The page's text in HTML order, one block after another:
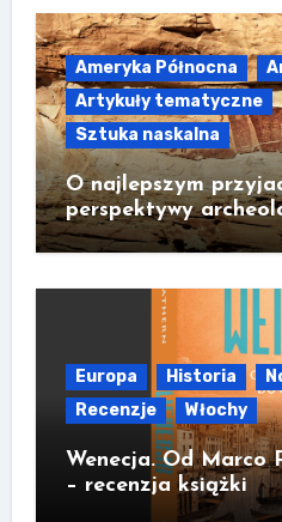
Ameryka Północna
Artykuły tematyczne
Sztuka naskalna
O najlepszym
perspektywy
Europa Historia
Recenzje
Włochy
Wenecja. Od Marco
– recenzja książki